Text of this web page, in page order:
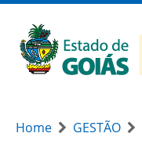
Home GESTÃO